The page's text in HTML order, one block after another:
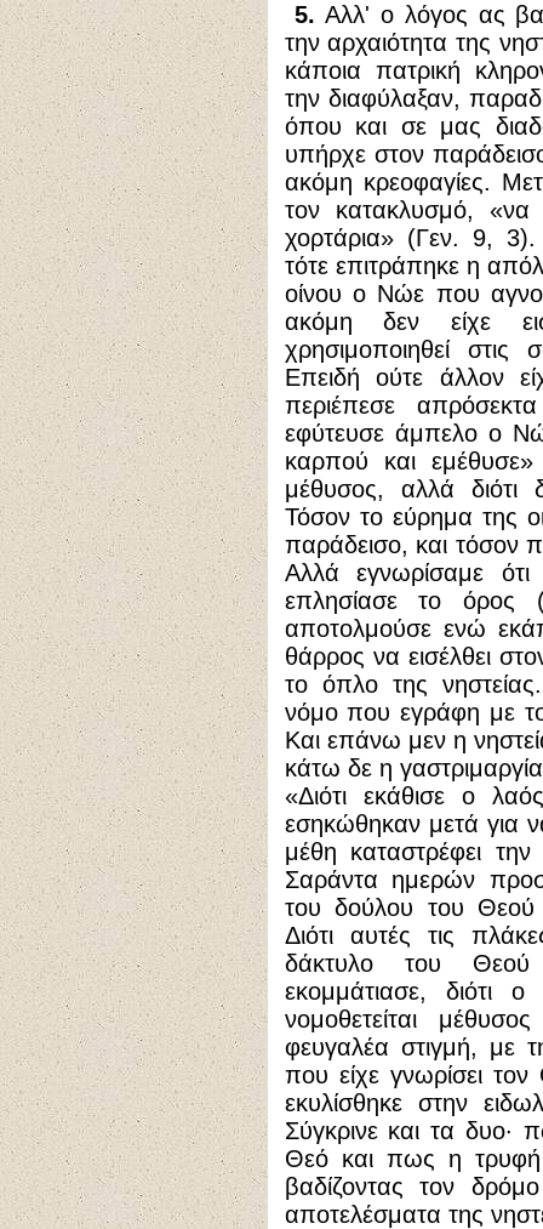
5. Αλλ' ο λόγος ας
την αρχαιότητα της
κάποια πατρική
την διαφύλαξαν,
όπου και σε μας
υπήρχε στον
ακόμη κρεοφαγίες.
τον κατακλυσμό,
χορτάρια» (Γεν. 9,
τότε επιτράπηκε η
οίνου ο Νώε που
ακόμη δεν είχε
χρησιμοποιηθεί
Επειδή ούτε άλλον
περιέπεσε
εφύτευσε άμπελο ο
καρπού και
μέθυσος, αλλά διότι
Τόσον το εύρημα της
παράδεισο, και τόσον
Αλλά εγνωρίσαμε
επλησίασε το
αποτολμούσε ενώ
θάρρος να εισέλθει
το όπλο της
νόμο που εγράφη με
Και επάνω μεν η
κάτω δε η
«Διότι εκάθισε oλαός
εσηκώθηκαν μετά για
μέθη καταστρέφει
Σαράντα ημερών
του δούλου του
Διότι αυτές τις
δάκτυλο του
εκομμάτιασε, διότι
νομοθετείται
φευγαλέα στιγμή, με
που είχε γνωρίσει
εκυλίσθηκε στην
Σύγκρινε και τα δυο·
Θεό και πως η τρυφή
βαδίζοντας τον
αποτελέσματα της